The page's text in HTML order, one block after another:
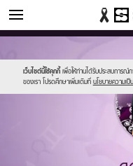
ดูดวง
เว็บไซต์นี้ใช้คุกกี้ เพื่อให้ท่านได้รับประสบการณ์
ของเรา โปรดศึกษาเพิ่มเติมที่ นโยบายความเ
new-
sanook.png